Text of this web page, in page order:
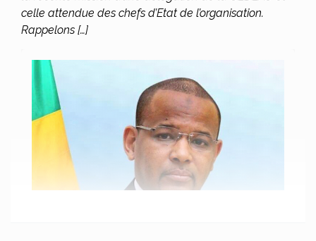
celle attendue des chefs d’Etat de l’organisation.
Rappelons […]